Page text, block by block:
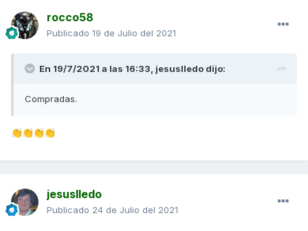
rocco58
Publicado 19 de Julio del 2021
En 19/7/2021 a las 16:33, jesuslledo dijo:
Compradas.
👏👏👏👏
jesuslledo
Publicado 24 de Julio del 2021